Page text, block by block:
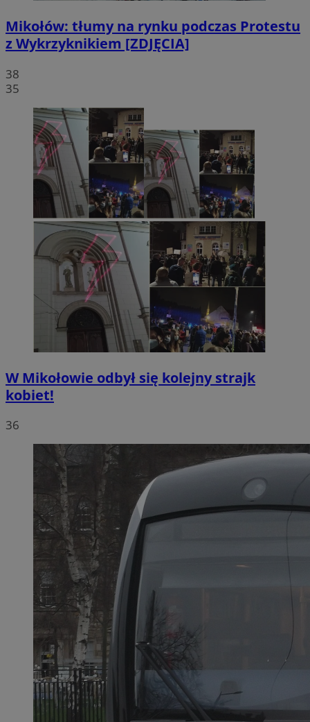
Mikołów: tłumy na rynku podczas Protestu
z Wykrzyknikiem [ZDJĘCIA]
38
35
W Mikołowie odbył się kolejny strajk
kobiet!
36